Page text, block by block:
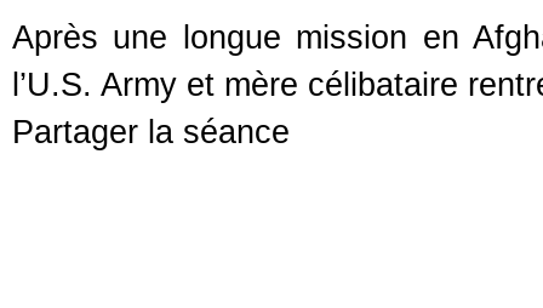
Après une longue mission en
l’U.S. Army et mère célibataire
Partager la séance